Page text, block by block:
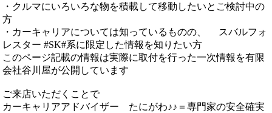
・クルマにいろいろな物を積載して移動したいとご検討中の
方
・カーキャリアについては知っているものの、 スバルフォ
レスター #SK#系に限定した情報を知りたい方
このページ記載の情報は実際に取付を行った一次情報を有限
会社谷川屋が公開しています
ご来店いただくことで
カーキャリアアドバイザー たにがわ♪♪＝専門家の安全確実